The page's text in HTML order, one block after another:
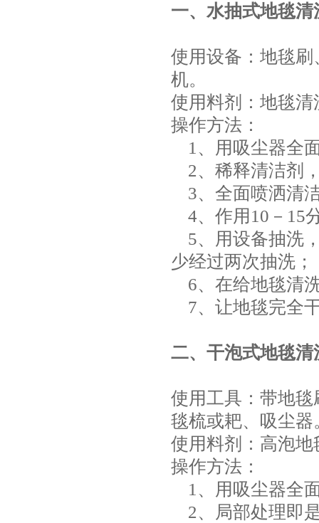
一、水抽式地毯清
使用设备：地毯
机。
使用料剂：地毯
操作方法：
1、用吸尘器全
2、稀释清洁剂
3、全面喷洒清
4、作用10－15
5、用设备抽洗
少经过两次抽洗；
6、在给地毯清
7、让地毯完全
二、干泡式地毯清
使用工具：带地
毯梳或耙、吸尘器
使用料剂：高泡地
操作方法：
1、用吸尘器全
2、局部处理即